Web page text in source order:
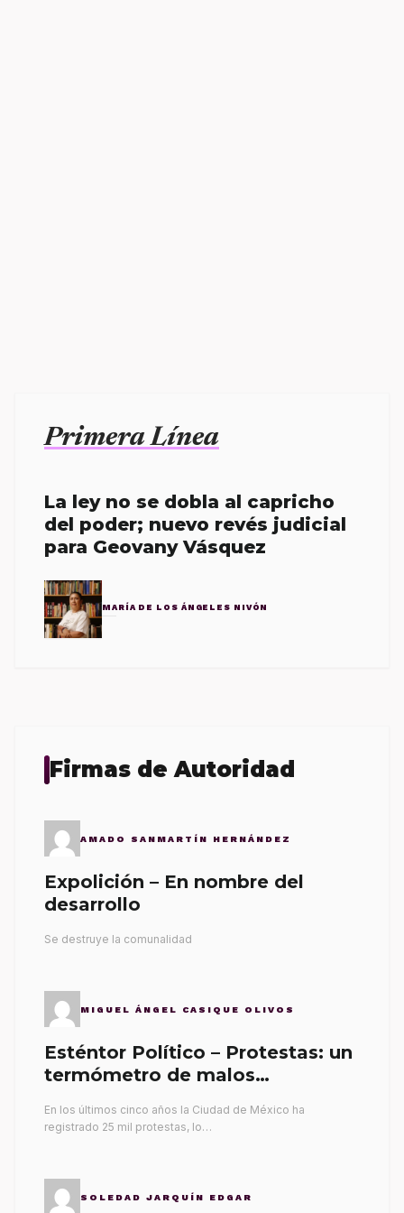
Primera Línea
La ley no se dobla al capricho
del poder; nuevo revés judicial
para Geovany Vásquez
MARÍA DE LOS ÁNGELES NIVÓN
Firmas de Autoridad
AMADO SANMARTÍN HERNÁNDEZ
Expolición – En nombre del
desarrollo
Se destruye la comunalidad
MIGUEL ÁNGEL CASIQUE OLIVOS
Esténtor Político – Protestas: un
termómetro de malos
En los últimos cinco años la Ciudad de México ha
registrado 25 mil protestas, lo…
SOLEDAD JARQUÍN EDGAR